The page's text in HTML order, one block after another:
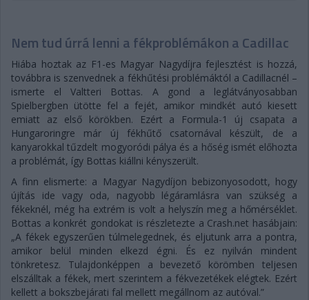
Nem tud úrrá lenni a fékproblémákon a Cadillac
Hiába hoztak az F1-es Magyar Nagydíjra fejlesztést is hozzá,
továbbra is szenvednek a fékhűtési problémáktól a Cadillacnél –
ismerte el Valtteri Bottas. A gond a leglátványosabban
Spielbergben ütötte fel a fejét, amikor mindkét autó kiesett
emiatt az első körökben. Ezért a Formula-1 új csapata a
Hungaroringre már új fékhűtő csatornával készült, de a
kanyarokkal tűzdelt mogyoródi pálya és a hőség ismét előhozta
a problémát, így Bottas kiállni kényszerült.
A finn elismerte: a Magyar Nagydíjon bebizonyosodott, hogy
újítás ide vagy oda, nagyobb légáramlásra van szükség a
fékeknél, még ha extrém is volt a helyszín meg a hőmérséklet.
Bottas a konkrét gondokat is részletezte a Crash.net hasábjain:
„A fékek egyszerűen túlmelegednek, és eljutunk arra a pontra,
amikor belül minden elkezd égni. És ez nyilván mindent
tönkretesz. Tulajdonképpen a bevezető körömben teljesen
elszálltak a fékek, mert szerintem a fékvezetékek elégtek. Ezért
kellett a bokszbejárati fal mellett megállnom az autóval.”